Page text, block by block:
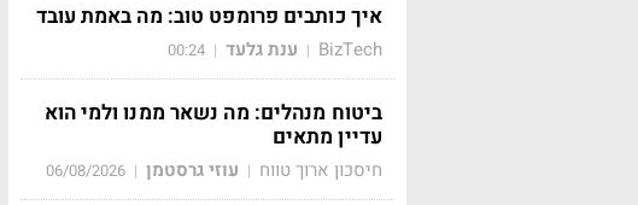
איך כותבים פרומפט טוב: מה באמת עובד
BizTech
| ענת גלעד |
00:24
ביטוח מנהלים: מה נשאר ממנו ולמי הוא
עדיין מתאים
חיסכון ארוך טווח | עוזי גרסטמן |
06/08/2026